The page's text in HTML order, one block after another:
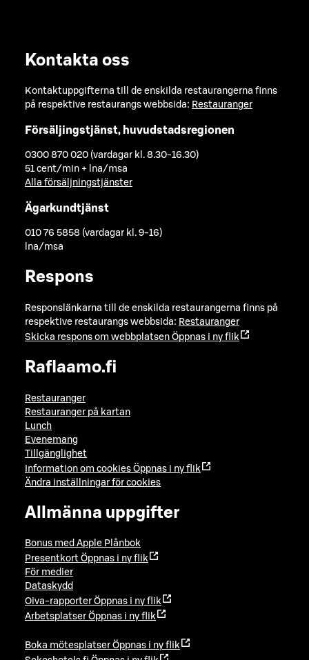
Kontakta oss
Kontaktuppgifterna till de enskilda restaurangerna finns
på respektive restaurangs webbsida: Restauranger
Försäljingstjänst, huvudstadsregionen
0300 870 020 (vardagar kl. 8.30-16.30)
51 cent/min + lna/msa
Alla försäljningstjänster
Ägarkundtjänst
010 76 5858 (vardagar kl. 9-16)
lna/msa
Respons
Responslänkarna till de enskilda restaurangerna finns på
respektive restaurangs webbsida: Restauranger
Skicka respons om webbplatsen Öppnas i ny flik
Raflaamo.fi
Restauranger
Restauranger på kartan
Lunch
Evenemang
Tillgänglighet
Information om cookies Öppnas i ny flik
Ändra inställningar för cookies
Allmänna uppgifter
Bonus med Apple Plånbok
Presentkort Öppnas i ny flik
För medier
Dataskydd
Oiva-rapporter Öppnas i ny flik
Arbetsplatser Öppnas i ny flik
Boka mötesplatser Öppnas i ny flik